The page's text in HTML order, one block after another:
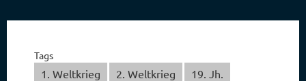
Tags
1. Weltkrieg 2. Weltkrieg
19. Jh.